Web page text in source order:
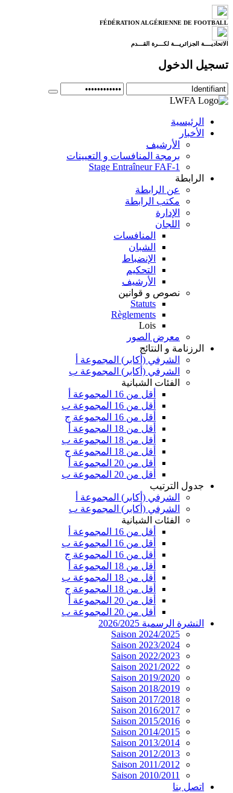
FÉDÉRATION ALGÉRIENNE DE FOOTBALL
الاتحاديــــة الجزائريـــة لكـــرة القـــدم
تسجيل الدخول
الرئيسية
الأخبار
الأرشيف
برمجة المنافسات و التعيينات
Stage Entraîneur FAF-1
الرابطة
عن الرابطة
مكتب الرابطة
الإدارة
اللجان
المنافسات
الشبان
الإنضباط
التحكيم
الأرشيف
نصوص و قوانين
Statuts
Règlements
Lois
معرض الصور
الرزنامة و النتائج
الشرفي (أكابر) المجموعة أ
الشرفي (أكابر) المجموعة ب
الفئات الشبانية
أقل من 16 المجموعة أ
أقل من 16 المجموعة ب
أقل من 16 المجموعة ج
أقل من 18 المجموعة أ
أقل من 18 المجموعة ب
أقل من 18 المجموعة ج
أقل من 20 المجموعة أ
أقل من 20 المجموعة ب
جدول الترتيب
الشرفي (أكابر) المجموعة أ
الشرفي (أكابر) المجموعة ب
الفئات الشبانية
أقل من 16 المجموعة أ
أقل من 16 المجموعة ب
أقل من 16 المجموعة ج
أقل من 18 المجموعة أ
أقل من 18 المجموعة ب
أقل من 18 المجموعة ج
أقل من 20 المجموعة أ
أقل من 20 المجموعة ب
النشرة الرسمية 2026/2025
Saison 2024/2025
Saison 2023/2024
Saison 2022/2023
Saison 2021/2022
Saison 2019/2020
Saison 2018/2019
Saison 2017/2018
Saison 2016/2017
Saison 2015/2016
Saison 2014/2015
Saison 2013/2014
Saison 2012/2013
Saison 2011/2012
Saison 2010/2011
اتصل بنا